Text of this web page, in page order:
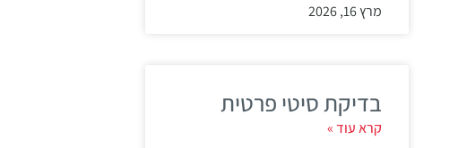
מרץ 16, 2026
בדיקת סיטי פרטית
קרא עוד »